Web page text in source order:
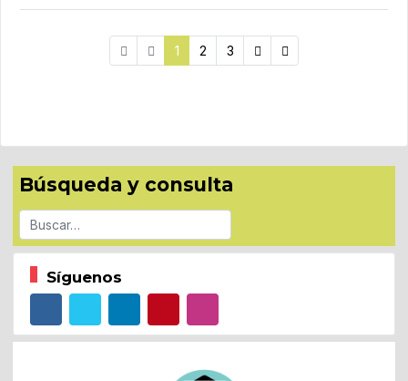
1 2 3
Búsqueda y consulta
Buscar
Síguenos